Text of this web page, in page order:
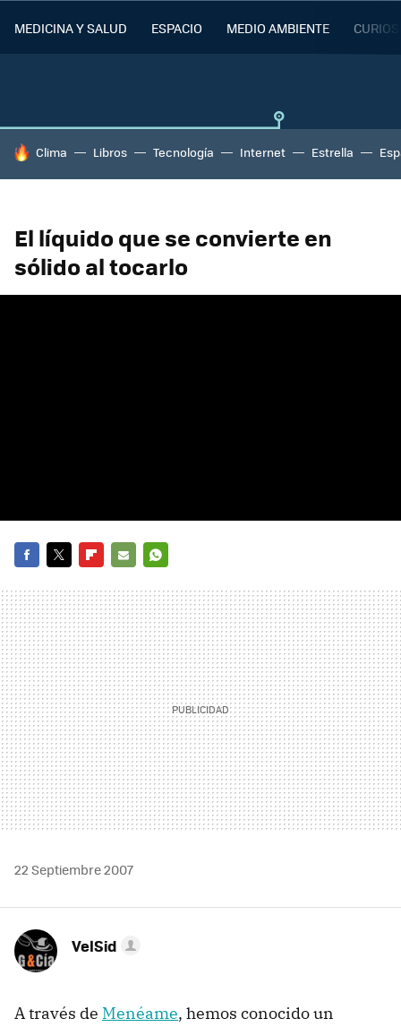
MEDICINA Y SALUD ESPACIO MEDIO AMBIENTE
HOY SE HABLA DE
Clima Libros Tecnología Internet Estrella
El líquido que se convierte en
sólido al tocarlo
MAIL
22 Septiembre 2007
VelSid
A través de Menéame, hemos conocido un